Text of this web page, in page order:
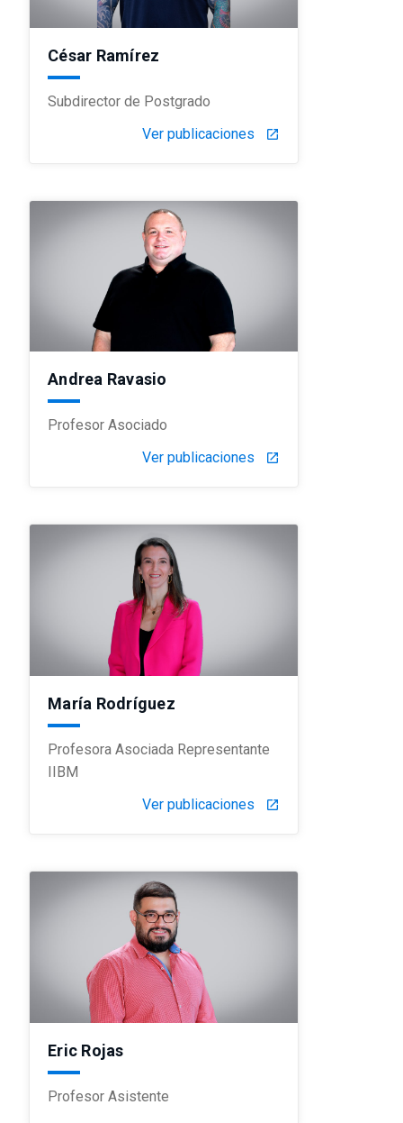
César Ramírez
Subdirector de Postgrado
Ver publicaciones
launch
Andrea Ravasio
Profesor Asociado
Ver publicaciones
launch
María Rodríguez
Profesora Asociada Representante
IIBM
Ver publicaciones
launch
Eric Rojas
Profesor Asistente